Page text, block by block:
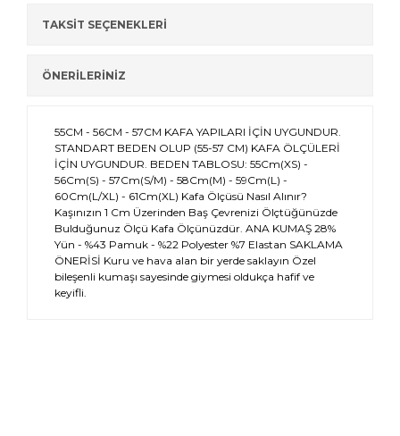
TAKSİT SEÇENEKLERİ
ÖNERİLERİNİZ
55CM - 56CM - 57CM KAFA YAPILARI İÇİN UYGUNDUR.
STANDART BEDEN OLUP (55-57 CM) KAFA ÖLÇÜLERİ
İÇİN UYGUNDUR. BEDEN TABLOSU: 55Cm(XS) -
56Cm(S) - 57Cm(S/M) - 58Cm(M) - 59Cm(L) -
60Cm(L/XL) - 61Cm(XL) Kafa Ölçüsü Nasıl Alınır?
Kaşınızın 1 Cm Üzerinden Baş Çevrenizi Ölçtüğünüzde
Bulduğunuz Ölçü Kafa Ölçünüzdür. ANA KUMAŞ 28%
Yün - %43 Pamuk - %22 Polyester %7 Elastan SAKLAMA
ÖNERİSİ Kuru ve hava alan bir yerde saklayın Özel
bileşenli kumaşı sayesinde giymesi oldukça hafif ve
keyifli.